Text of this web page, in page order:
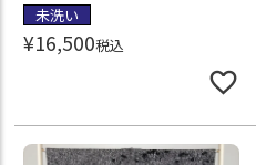
未洗い
¥16,500税込